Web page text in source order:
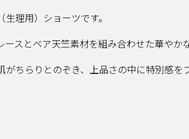
理用）ショーツです。
スとベア天竺素材を組み合わせた華やか
ちらりとのぞき、上品さの中に特別感を